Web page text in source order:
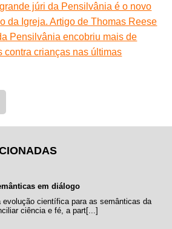
júri da Pensilvânia é o novo
da Igreja. Artigo de Thomas Reese
Pensilvânia encobriu mais de
contra crianças nas últimas
em diálogo
científica para as semânticas da
ciência e fé, a part[...]